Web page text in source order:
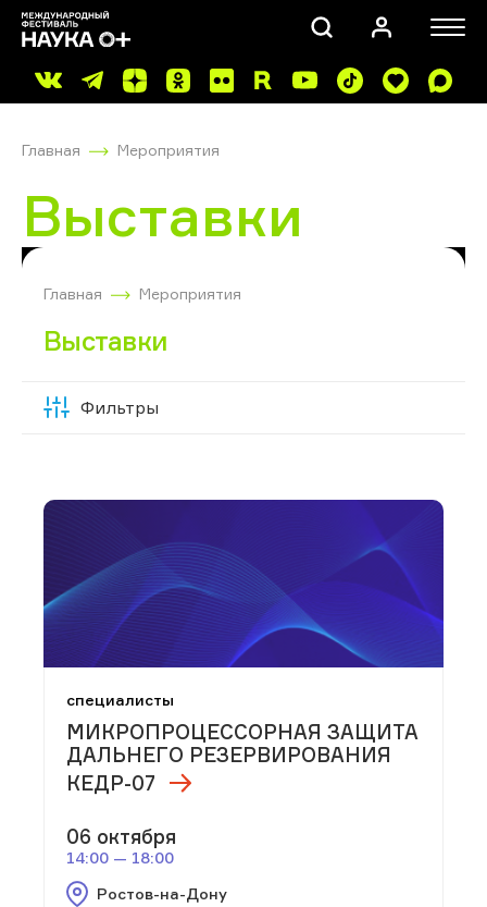
Главная Мероприятия
Выставки
Главная Мероприятия
Выставки
Фильтры
специалисты
МИКРОПРОЦЕССОРНАЯ ЗАЩИТА
ДАЛЬНЕГО РЕЗЕРВИРОВАНИЯ
КЕДР-07
06 октября
14:00 — 18:00
Ростов-на-Дону